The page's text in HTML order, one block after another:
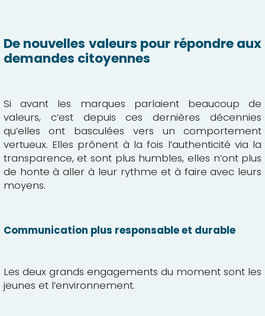
De nouvelles valeurs pour répondre aux
demandes citoyennes
Si avant les marques parlaient beaucoup de
valeurs, c’est depuis ces dernières décennies
qu’elles ont basculées vers un comportement
vertueux. Elles prônent à la fois l’authenticité via la
transparence, et sont plus humbles, elles n’ont plus
de honte à aller à leur rythme et à faire avec leurs
moyens.
Communication plus responsable et durable
Les deux grands engagements du moment sont les
jeunes et l’environnement.